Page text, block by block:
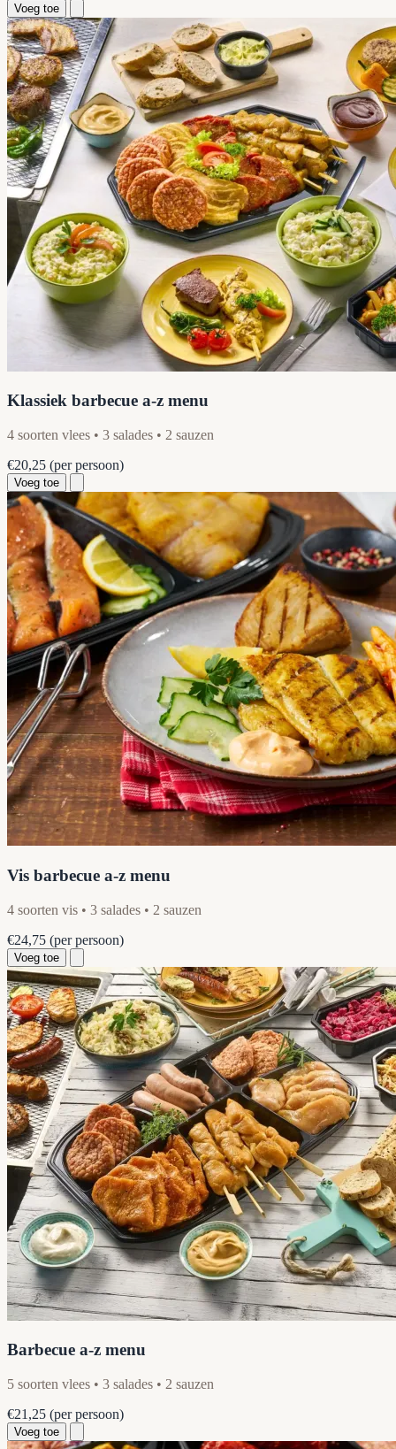
Voeg toe
Klassiek barbecue a-z menu
4 soorten vlees • 3 salades • 2 sauzen
€20,25 (per persoon)
Voeg toe
Vis barbecue a-z menu
4 soorten vis • 3 salades • 2 sauzen
€24,75 (per persoon)
Voeg toe
Barbecue a-z menu
5 soorten vlees • 3 salades • 2 sauzen
€21,25 (per persoon)
Voeg toe